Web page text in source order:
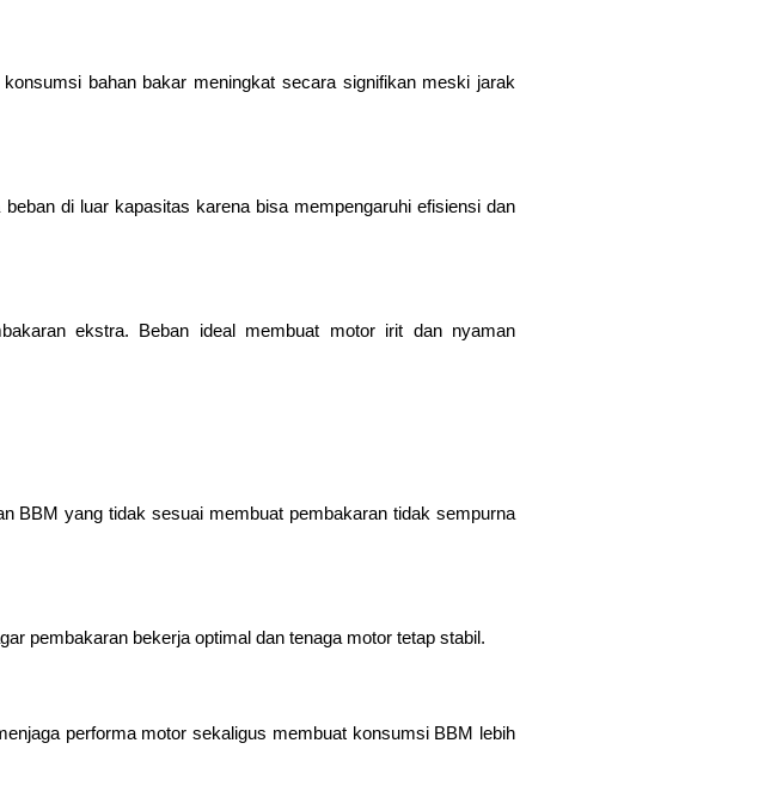
bahan bakar meningkat secara signifikan meski jarak
di luar kapasitas karena bisa mempengaruhi efisiensi dan
ekstra. Beban ideal membuat motor irit dan nyaman
BBM yang tidak sesuai membuat pembakaran tidak sempurna
pembakaran bekerja optimal dan tenaga motor tetap stabil.
performa motor sekaligus membuat konsumsi BBM lebih